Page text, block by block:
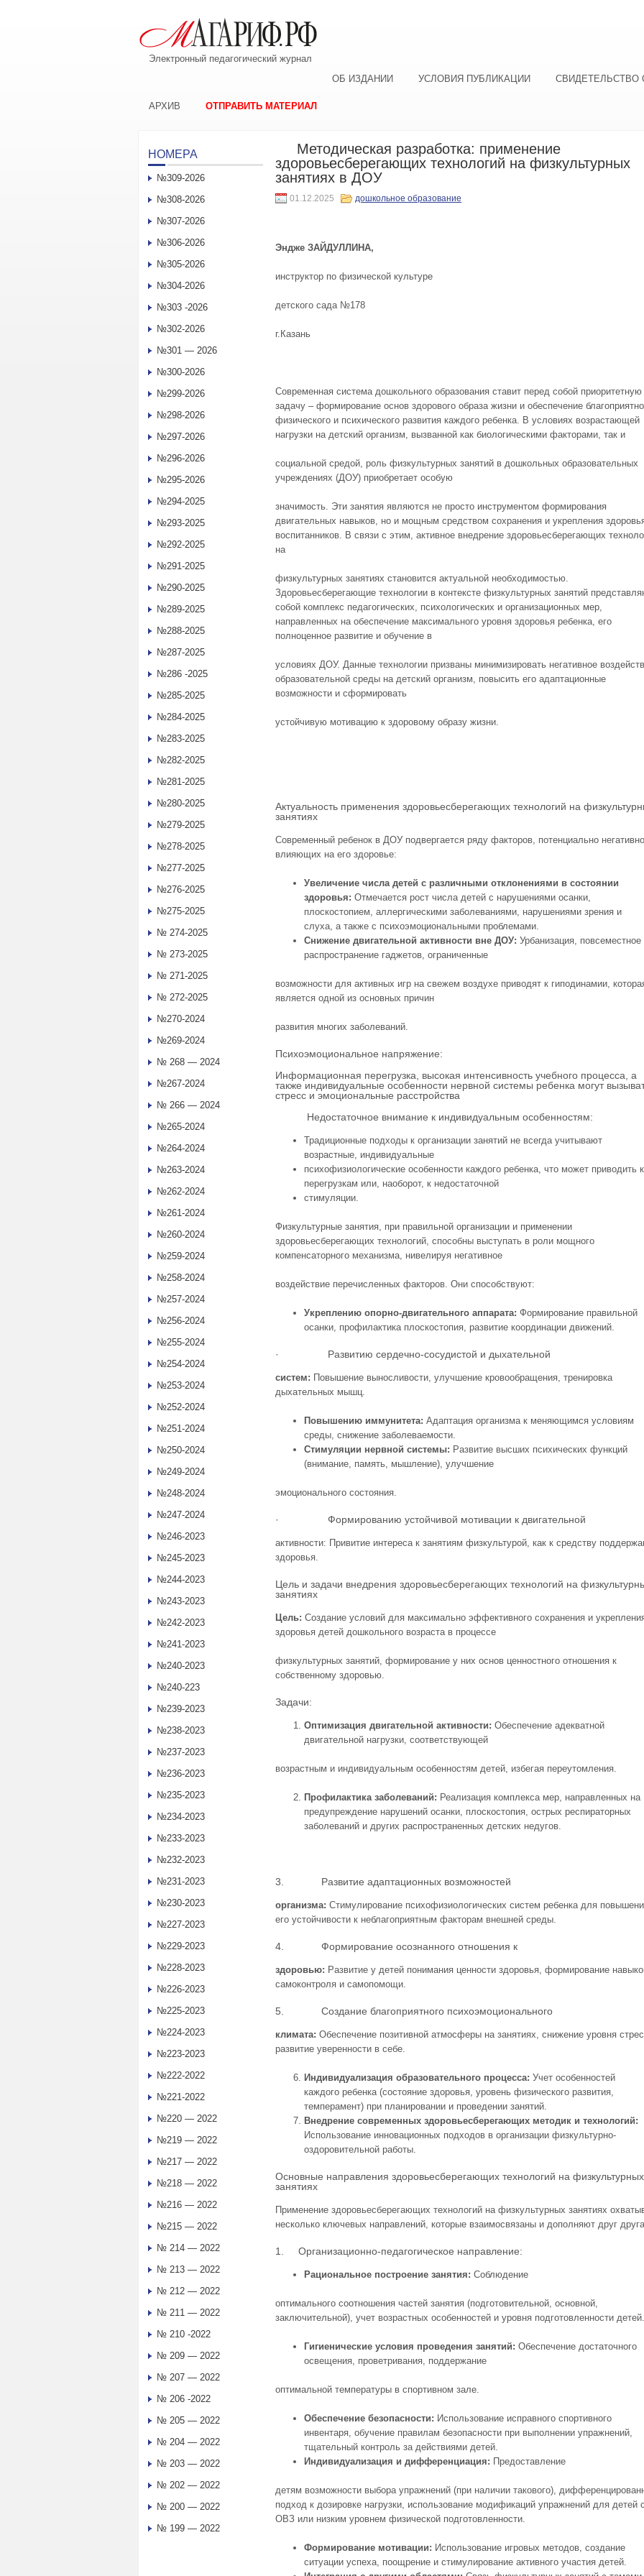
Электронный педагогический журнал
ОБ ИЗДАНИИ
УСЛОВИЯ ПУБЛИКАЦИИ СВИДЕТЕЛЬСТВО
АРХИВ ОТПРАВИТЬ МАТЕРИАЛ
Методическая разработка: применение
здоровьесберегающих технологий на физкультурных
занятиях в ДОУ
01.12.2025 дошкольное образование
Эндже ЗАЙДУЛЛИНА,
инструктор по физической культуре
детского сада №178
г.Казань
Современная система дошкольного образования ставит перед собой приоритетную
задачу – формирование основ здорового образа жизни и обеспечение
физического и психического развития каждого ребенка. В условиях возрастающей
нагрузки на детский организм, вызванной как биологическими факторами, так и
социальной средой, роль физкультурных занятий в дошкольных образовательных
учреждениях (ДОУ) приобретает особую
значимость. Эти занятия являются не просто инструментом формирования
двигательных навыков, но и мощным средством сохранения и укрепления
воспитанников. В связи с этим, активное внедрение здоровьесберегающих
на
физкультурных занятиях становится актуальной необходимостью.
Здоровьесберегающие технологии в контексте физкультурных занятий
собой комплекс педагогических, психологических и организационных мер,
направленных на обеспечение максимального уровня здоровья ребенка, его
полноценное развитие и обучение в
условиях ДОУ. Данные технологии призваны минимизировать негативное
образовательной среды на детский организм, повысить его адаптационные
возможности и сформировать
устойчивую мотивацию к здоровому образу жизни.
Актуальность применения здоровьесберегающих технологий на
занятиях
Современный ребенок в ДОУ подвергается ряду факторов, потенциально негативно
влияющих на его здоровье:
Увеличение числа детей с различными отклонениями в состоянии
здоровья: Отмечается рост числа детей с нарушениями осанки,
плоскостопием, аллергическими заболеваниями, нарушениями зрения и
слуха, а также с психоэмоциональными проблемами.
Снижение двигательной активности вне ДОУ: Урбанизация, повсеместное
распространение гаджетов, ограниченные
возможности для активных игр на свежем воздухе приводят к гиподинамии,
является одной из основных причин
развития многих заболеваний.
Психоэмоциональное напряжение:
Информационная перегрузка, высокая интенсивность учебного процесса, а
также индивидуальные особенности нервной системы ребенка могут
стресс и эмоциональные расстройства
Недостаточное внимание к индивидуальным особенностям:
Традиционные подходы к организации занятий не всегда учитывают
возрастные, индивидуальные
психофизиологические особенности каждого ребенка, что может приводить к
перегрузкам или, наоборот, к недостаточной
стимуляции.
Физкультурные занятия, при правильной организации и применении
здоровьесберегающих технологий, способны выступать в роли мощного
компенсаторного механизма, нивелируя негативное
воздействие перечисленных факторов. Они способствуют:
Укреплению опорно-двигательного аппарата: Формирование правильной
осанки, профилактика плоскостопия, развитие координации движений.
· Развитию сердечно-сосудистой и дыхательной
систем: Повышение выносливости, улучшение кровообращения, тренировка
дыхательных мышц.
Повышению иммунитета: Адаптация организма к меняющимся условиям
среды, снижение заболеваемости.
Стимуляции нервной системы: Развитие высших психических функций
(внимание, память, мышление), улучшение
эмоционального состояния.
· Формированию устойчивой мотивации к двигательной
активности: Привитие интереса к занятиям физкультурой, как к средству
здоровья.
Цель и задачи внедрения здоровьесберегающих технологий на
занятиях
Цель: Создание условий для максимально эффективного сохранения и
здоровья детей дошкольного возраста в процессе
физкультурных занятий, формирование у них основ ценностного отношения к
собственному здоровью.
Задачи:
Оптимизация двигательной активности: Обеспечение адекватной
двигательной нагрузки, соответствующей
возрастным и индивидуальным особенностям детей, избегая переутомления.
Профилактика заболеваний: Реализация комплекса мер, направленных на
предупреждение нарушений осанки, плоскостопия, острых респираторных
заболеваний и других распространенных детских недугов.
3. Развитие адаптационных возможностей
организма: Стимулирование психофизиологических систем ребенка для
его устойчивости к неблагоприятным факторам внешней среды.
4. Формирование осознанного отношения к
здоровью: Развитие у детей понимания ценности здоровья, формирование
самоконтроля и самопомощи.
5. Создание благоприятного психоэмоционального
климата: Обеспечение позитивной атмосферы на занятиях, снижение уровня
развитие уверенности в себе.
Индивидуализация образовательного процесса: Учет особенностей
каждого ребенка (состояние здоровья, уровень физического развития,
темперамент) при планировании и проведении занятий.
Внедрение современных здоровьесберегающих методик и технологий:
Использование инновационных подходов в организации физкультурно-
оздоровительной работы.
Основные направления здоровьесберегающих технологий на физкультурных
занятиях
Применение здоровьесберегающих технологий на физкультурных занятиях
несколько ключевых направлений, которые взаимосвязаны и дополняют друг
1. Организационно-педагогическое направление:
Рациональное построение занятия: Соблюдение
оптимального соотношения частей занятия (подготовительной, основной,
заключительной), учет возрастных особенностей и уровня подготовленности детей.
Гигиенические условия проведения занятий: Обеспечение достаточного
освещения, проветривания, поддержание
оптимальной температуры в спортивном зале.
Обеспечение безопасности: Использование исправного спортивного
инвентаря, обучение правилам безопасности при выполнении упражнений,
тщательный контроль за действиями детей.
Индивидуализация и дифференциация: Предоставление
детям возможности выбора упражнений (при наличии такового),
подход к дозировке нагрузки, использование модификаций упражнений для детей
ОВЗ или низким уровнем физической подготовленности.
Формирование мотивации: Использование игровых методов, создание
ситуации успеха, поощрение и стимулирование активного участия детей.
НОМЕРА
№309-2026
№308-2026
№307-2026
№306-2026
№305-2026
№304-2026
№303 -2026
№302-2026
№301 — 2026
№300-2026
№299-2026
№298-2026
№297-2026
№296-2026
№295-2026
№294-2025
№293-2025
№292-2025
№291-2025
№290-2025
№289-2025
№288-2025
№287-2025
№286 -2025
№285-2025
№284-2025
№283-2025
№282-2025
№281-2025
№280-2025
№279-2025
№278-2025
№277-2025
№276-2025
№275-2025
№ 274-2025
№ 273-2025
№ 271-2025
№ 272-2025
№270-2024
№269-2024
№ 268 — 2024
№267-2024
№ 266 — 2024
№265-2024
№264-2024
№263-2024
№262-2024
№261-2024
№260-2024
№259-2024
№258-2024
№257-2024
№256-2024
№255-2024
№254-2024
№253-2024
№252-2024
№251-2024
№250-2024
№249-2024
№248-2024
№247-2024
№246-2023
№245-2023
№244-2023
№243-2023
№242-2023
№241-2023
№240-2023
№240-223
№239-2023
№238-2023
№237-2023
№236-2023
№235-2023
№234-2023
№233-2023
№232-2023
№231-2023
№230-2023
№227-2023
№229-2023
№228-2023
№226-2023
№225-2023
№224-2023
№223-2023
№222-2022
№221-2022
№220 — 2022
№219 — 2022
№217 — 2022
№218 — 2022
№216 — 2022
№215 — 2022
№ 214 — 2022
№ 213 — 2022
№ 212 — 2022
№ 211 — 2022
№ 210 -2022
№ 209 — 2022
№ 207 — 2022
№ 206 -2022
№ 205 — 2022
№ 204 — 2022
№ 203 — 2022
№ 202 — 2022
№ 200 — 2022
№ 199 — 2022